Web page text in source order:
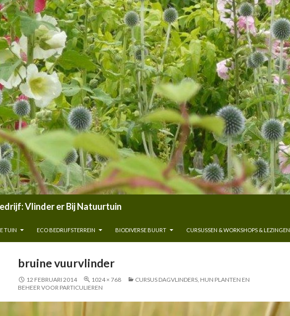
Vlinder er Bij Natuurtuin
TUIN ECO BEDRIJFSTERREIN BIODIVERSE BUURT CURSUSSEN & WORKSHOPS & LEZINGEN
bruine vuurvlinder
12 FEBRUARI 2014 1024 × 768
CURSUS DAGVLINDERS, HUN PLANTEN EN
BEHEER VOOR PARTICULIEREN